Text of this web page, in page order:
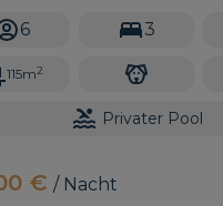
Golf Resort, einer privaten
von Gran Canaria.
6 3
115m2
Privater Pool
€/ Nacht